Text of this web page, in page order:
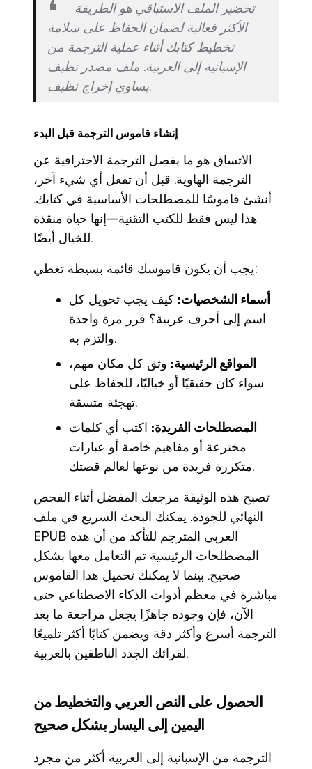
تحضير الملف الاستباقي هو الطريقة
الأكثر فعالية لضمان الحفاظ على سلامة
تخطيط كتابك أثناء عملية الترجمة من
الإسبانية إلى العربية. ملف مصدر نظيف
يساوي إخراج نظيف.
إنشاء قاموس الترجمة قبل البدء
الاتساق هو ما يفصل الترجمة الاحترافية عن
الترجمة الهاوية. قبل أن تفعل أي شيء آخر،
أنشئ قاموسًا للمصطلحات الأساسية في كتابك.
هذا ليس فقط للكتب التقنية—إنها حياة منقذة
للخيال أيضًا.
يجب أن يكون قاموسك قائمة بسيطة تغطي:
أسماء الشخصيات: كيف يجب تحويل كل
اسم إلى أحرف عربية؟ قرر مرة واحدة
والتزم به.
المواقع الرئيسية: وثق كل مكان مهم،
سواء كان حقيقيًا أو خياليًا، للحفاظ على
تهجئة متسقة.
المصطلحات الفريدة: اكتب أي كلمات
مخترعة أو مفاهيم خاصة أو عبارات
متكررة فريدة من نوعها لعالم قصتك.
تصبح هذه الوثيقة مرجعك المفضل أثناء الفحص
النهائي للجودة. يمكنك البحث السريع في ملف
EPUB العربي المترجم للتأكد من أن هذه
المصطلحات الرئيسية تم التعامل معها بشكل
صحيح. بينما لا يمكنك تحميل هذا القاموس
مباشرة في معظم أدوات الذكاء الاصطناعي حتى
الآن، فإن وجوده جاهزًا يجعل مراجعة ما بعد
الترجمة أسرع وأكثر دقة ويضمن كتابًا أكثر تلميعًا
لقرائك الجدد الناطقين بالعربية.
الحصول على النص العربي والتخطيط من
اليمين إلى اليسار بشكل صحيح
الترجمة من الإسبانية إلى العربية أكثر من مجرد